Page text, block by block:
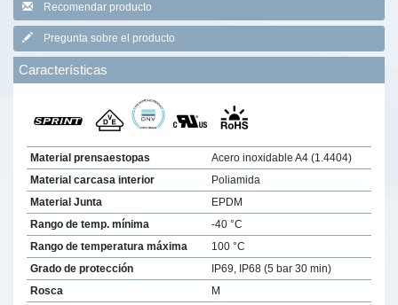
Recomendar producto
Pregunta sobre el producto
Características
Material prensaestopas
Acero inoxidable A4 (1.4404)
Material carcasa interior
Poliamida
Material Junta
EPDM
Rango de temp. mínima
-40 °C
Rango de temperatura máxima
100 °C
Grado de protección
IP69, IP68 (5 bar 30 min)
Rosca
M